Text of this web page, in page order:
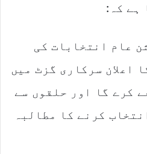
ہے کہ:
عام انتخابات کی
اعلان سرکاری گزٹ میں
کرے گا اور حلقوں سے
کرنے کا مطالبہ